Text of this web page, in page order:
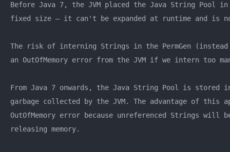
Before Java 7, the JVM placed the Java String Pool in
fixed size — it can't be expanded at runtime and is
The risk of interning Strings in the PermGen
an OutOfMemory error from the JVM if we intern too
From Java 7 onwards, the Java String Pool is stored
garbage collected by the JVM. The advantage of
OutOfMemory error because unreferenced Strings will
releasing memory.